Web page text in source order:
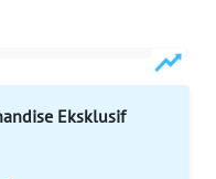
Eksklusif